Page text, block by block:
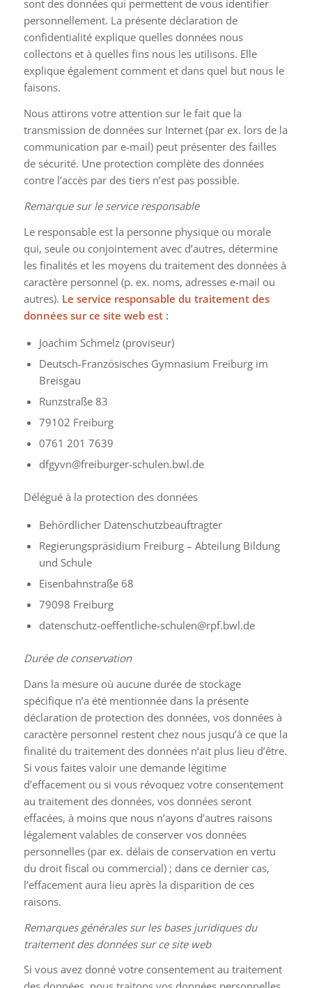
sont des données qui permettent de vous identifier
personnellement. La présente déclaration de
confidentialité explique quelles données nous
collectons et à quelles fins nous les utilisons. Elle
explique également comment et dans quel but nous le
faisons.
Nous attirons votre attention sur le fait que la
transmission de données sur Internet (par ex. lors de la
communication par e-mail) peut présenter des failles
de sécurité. Une protection complète des données
contre l’accès par des tiers n’est pas possible.
Remarque sur le service responsable
Le responsable est la personne physique ou morale
qui, seule ou conjointement avec d’autres, détermine
les finalités et les moyens du traitement des données à
caractère personnel (p. ex. noms, adresses e-mail ou
autres). Le service responsable du traitement des
données sur ce site web est :
Joachim Schmelz (proviseur)
Deutsch-Französisches Gymnasium Freiburg im
Breisgau
Runzstraße 83
79102 Freiburg
0761 201 7639
dfgyvn@freiburger-schulen.bwl.de
Délégué à la protection des données
Behördlicher Datenschutzbeauftragter
Regierungspräsidium Freiburg – Abteilung Bildung
und Schule
Eisenbahnstraße 68
79098 Freiburg
datenschutz-oeffentliche-schulen@rpf.bwl.de
Durée de conservation
Dans la mesure où aucune durée de stockage
spécifique n’a été mentionnée dans la présente
déclaration de protection des données, vos données à
caractère personnel restent chez nous jusqu’à ce que la
finalité du traitement des données n’ait plus lieu d’être.
Si vous faites valoir une demande légitime
d’effacement ou si vous révoquez votre consentement
au traitement des données, vos données seront
effacées, à moins que nous n’ayons d’autres raisons
légalement valables de conserver vos données
personnelles (par ex. délais de conservation en vertu
du droit fiscal ou commercial) ; dans ce dernier cas,
l’effacement aura lieu après la disparition de ces
raisons.
Remarques générales sur les bases juridiques du
traitement des données sur ce site web
Si vous avez donné votre consentement au traitement